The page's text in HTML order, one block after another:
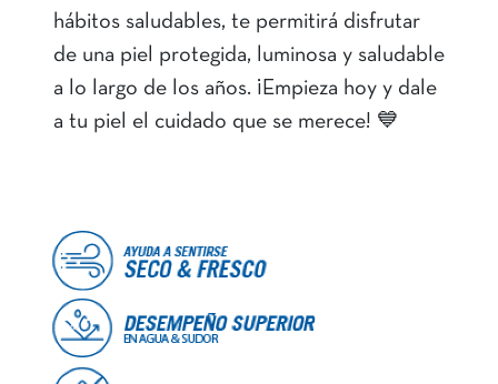
hábitos saludables, te permitirá disfrutar
de una piel protegida, luminosa y saludable
a lo largo de los años. ¡Empieza hoy y dale
a tu piel el cuidado que se merece! 💙